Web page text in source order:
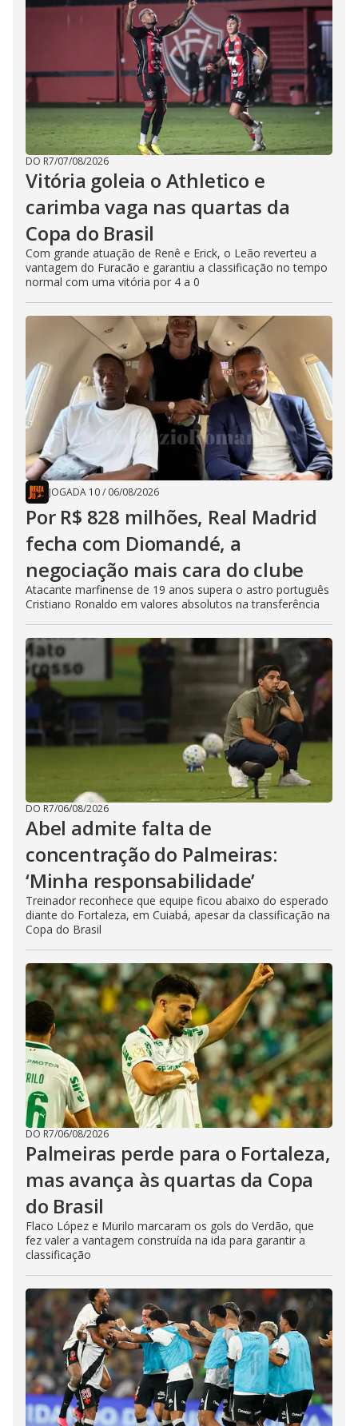
DO R7/07/08/2026
Vitória goleia o Athletico e
carimba vaga nas quartas da
Copa do Brasil
Com grande atuação de Renê e Erick, o Leão reverteu a
vantagem do Furacão e garantiu a classificação no tempo
normal com uma vitória por 4 a 0
JOGADA 10/ 06/08/2026
Por R$ 828 milhões, Real Madrid
fecha com Diomandé, a
negociação mais cara do clube
Atacante marfinense de 19 anos supera o astro português
Cristiano Ronaldo em valores absolutos na transferência
DO R7/06/08/2026
Abel admite falta de
concentração do Palmeiras:
‘Minha responsabilidade’
Treinador reconhece que equipe ficou abaixo do esperado
diante do Fortaleza, em Cuiabá, apesar da classificação na
Copa do Brasil
DO R7/06/08/2026
Palmeiras perde para o Fortaleza,
mas avança às quartas da Copa
do Brasil
Flaco López e Murilo marcaram os gols do Verdão, que
fez valer a vantagem construída na ida para garantir a
classificação